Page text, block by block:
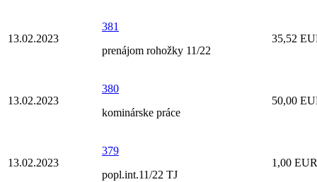
13.02.2023
381
prenájom rohožky 11/22
35,52
13.02.2023
380
kominárske práce
50,00
13.02.2023
379
popl.int.11/22 TJ
1,00 EUR